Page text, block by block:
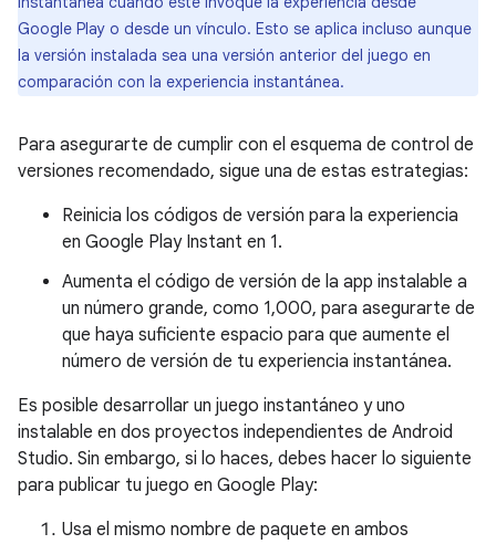
Google Play o desde un vínculo. Esto se aplica incluso aunque
la versión instalada sea una versión anterior del juego en
comparación con la experiencia instantánea.
Para asegurarte de cumplir con el esquema de control de
versiones recomendado, sigue una de estas estrategias:
Reinicia los códigos de versión para la experiencia
en Google Play Instant en 1.
Aumenta el código de versión de la app instalable a
un número grande, como 1,000, para asegurarte de
que haya suficiente espacio para que aumente el
número de versión de tu experiencia instantánea.
Es posible desarrollar un juego instantáneo y uno
instalable en dos proyectos independientes de Android
Studio. Sin embargo, si lo haces, debes hacer lo siguiente
para publicar tu juego en Google Play:
Usa el mismo nombre de paquete en ambos